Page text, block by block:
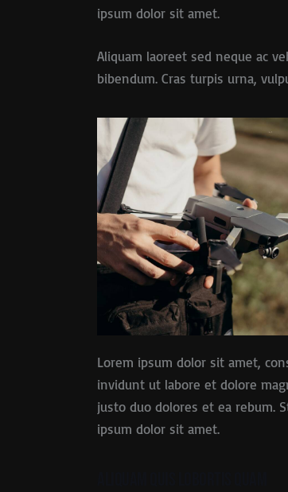
ipsum dolor sit amet.
Aliquam laoreet sed neque ac
bibendum. Cras turpis urna,
Lorem ipsum dolor sit amet,
invidunt ut labore et dolore
justo duo dolores et ea rebum.
ipsum dolor sit amet.